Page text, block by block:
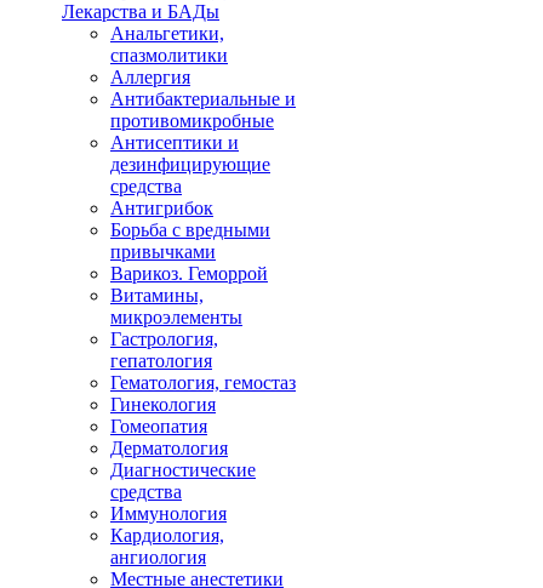
Лекарства и БАДы
Анальгетики,
спазмолитики
Аллергия
Антибактериальные и
противомикробные
Антисептики и
дезинфицирующие
средства
Антигрибок
Борьба с вредными
привычками
Варикоз. Геморрой
Витамины,
микроэлементы
Гастрология,
гепатология
Гематология, гемостаз
Гинекология
Гомеопатия
Дерматология
Диагностические
средства
Иммунология
Кардиология,
ангиология
Местные анестетики